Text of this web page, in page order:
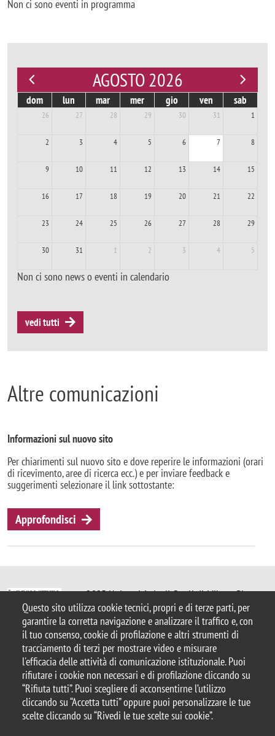
Questo sito utilizza cookie tecnici, propri e di terze parti, per
garantire la corretta navigazione e analizzare il traffico e, con
il tuo consenso, cookie di profilazione e altri strumenti di
tracciamento di terzi per mostrare video e misurare
l'efficacia delle attività di comunicazione istituzionale. Puoi
rifiutare i cookie non necessari e di profilazione cliccando su
“Rifiuta tutti”. Puoi scegliere di acconsentirne l’utilizzo
cliccando su “Accetta tutti” oppure puoi personalizzare le tue
scelte cliccando su “Rivedi le tue scelte sui cookie”.
Non ci sono eventi in programma
AGOSTO 2026
dom lun mar mer gio ven sab
26 27 28 29 30 31 1
2 3 4 5 6 7 8
9 10 11 12 13 14 15
16 17 18 19 20 21 22
23 24 25 26 27 28 29
30 31 1 2 3 4 5
Non ci sono news o eventi in calendario
vedi tutti
Altre comunicazioni
Informazioni sul nuovo sito
Per chiarimenti sul nuovo sito e dove reperire le informazioni (orari
di ricevimento, aree di ricerca ecc.) e per inviare feedback e
suggerimenti selezionare il link sottostante:
Approfondisci
© 2025 Università degli Studi di Milano-Bicocca
Piazza dell'Ateneo Nuovo, 1 - 20126, Milano
Casella PEC:ateneo.bicocca@pec.unimib.it
P.I. 12621570154
| redazioneweb.psicologia@unimib.it
Note legali Privacy e cookie policy
Amministrazione trasparente